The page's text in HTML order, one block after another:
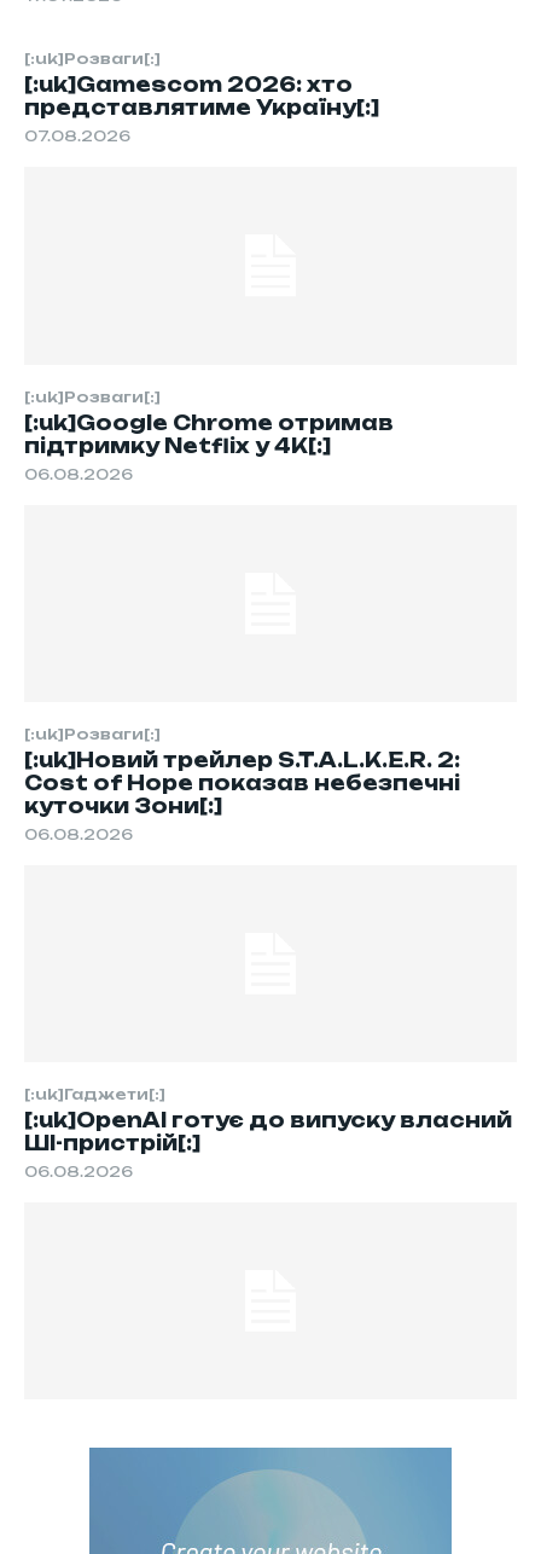
[:uk]Розваги[:]
[:uk]Gamescom 2026: хто
представлятиме Україну[:]
07.08.2026
[:uk]Розваги[:]
[:uk]Google Chrome отримав
підтримку Netflix у 4K[:]
06.08.2026
[:uk]Розваги[:]
[:uk]Новий трейлер S.T.A.L.K.E.R. 2:
Cost of Hope показав небезпечні
куточки Зони[:]
06.08.2026
[:uk]Гаджети[:]
[:uk]OpenAI готує до випуску власний
ШІ-пристрій[:]
06.08.2026